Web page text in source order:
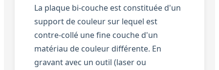
La plaque bi-couche est constituée d'un
support de couleur sur lequel est
contre-collé une fine couche d'un
matériau de couleur différente. En
gravant avec un outil (laser ou